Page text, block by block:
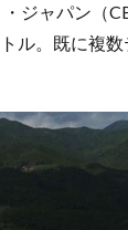
ジャパン（
ル。既に複